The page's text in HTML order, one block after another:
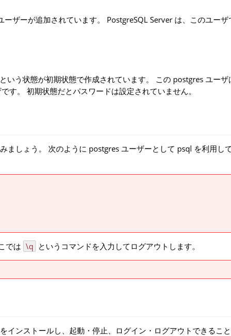
ザーが追加されています。 PostgreSQL Server は、このユーザ
う状態が初期状態で作成されています。 この postgres ユーザ
す。 初期状態だとパスワードは設定されていません。
ましょう。 次のように postgres ユーザーとして psql を利用し
では \q というコマンドを入力してログアウトします。
インストールし、起動・停止、ログイン・ログアウトできるこ